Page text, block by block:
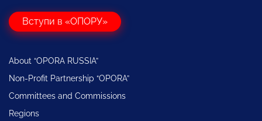
Вступи в «ОПОРУ»
About “OPORA RUSSIA”
Non-Profit Partnership “OPORA”
Committees and Commissions
Regions